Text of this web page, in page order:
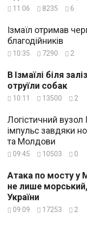
11:06 8235 6
Ізмаїл отримав
благодійників
10:35 7290 2
В Ізмаїлі біля
отруїли собак
10:11 13500 2
Логістичний
імпульс завдяки
та Молдови
09:45 10503 0
Атака по мосту у
не лише
України
09:09 17253 2